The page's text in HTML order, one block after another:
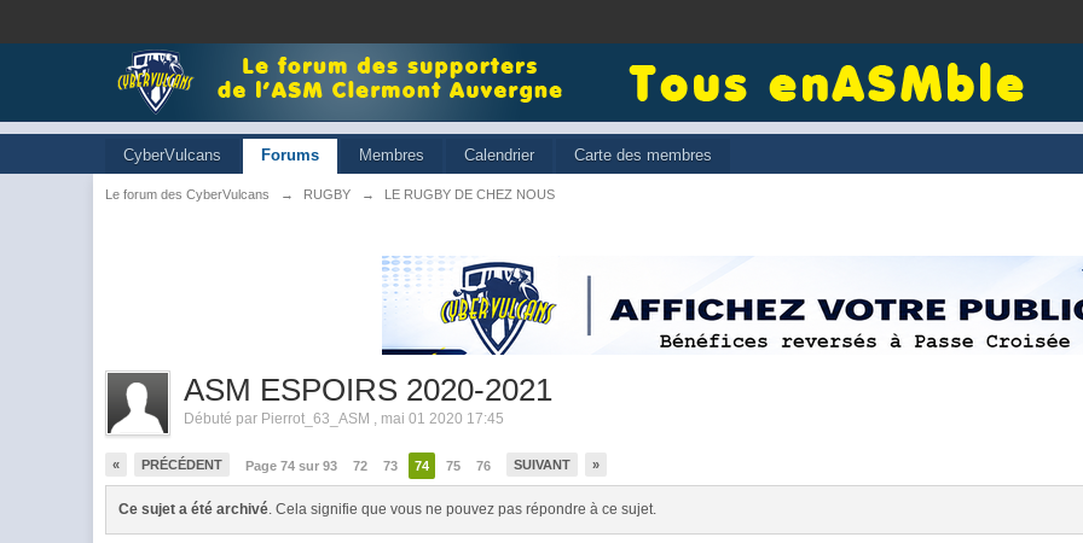
CyberVulcans Forums Membres Calendrier Carte des membres
Le forum des CyberVulcans → RUGBY → LE RUGBY DE CHEZ NOUS
ASM ESPOIRS 2020-2021
Débuté par Pierrot_63_ASM , mai 01 2020 17:45
« PRÉCÉDENT Page 74 sur 93 72 73 74 75 76 SUIVANT »
Ce sujet a été archivé. Cela signifie que vous ne pouvez pas répondre à ce sujet.